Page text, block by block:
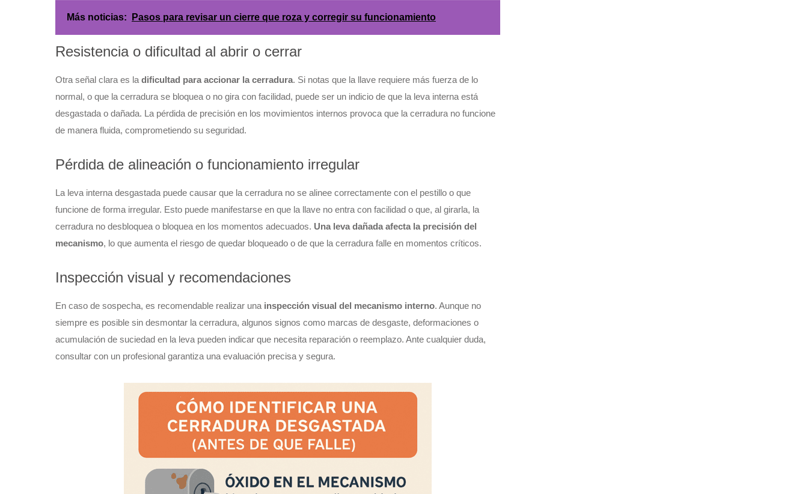
Más noticias: Pasos para revisar un cierre que roza y corregir su funcionamiento
Resistencia o dificultad al abrir o cerrar
Otra señal clara es la dificultad para accionar la cerradura. Si notas que la llave requiere más fuerza de lo
normal, o que la cerradura se bloquea o no gira con facilidad, puede ser un indicio de que la leva interna está
desgastada o dañada. La pérdida de precisión en los movimientos internos provoca que la cerradura no funcione
de manera fluida, comprometiendo su seguridad.
Pérdida de alineación o funcionamiento irregular
La leva interna desgastada puede causar que la cerradura no se alinee correctamente con el pestillo o que
funcione de forma irregular. Esto puede manifestarse en que la llave no entra con facilidad o que, al girarla, la
cerradura no desbloquea o bloquea en los momentos adecuados. Una leva dañada afecta la precisión del
mecanismo, lo que aumenta el riesgo de quedar bloqueado o de que la cerradura falle en momentos críticos.
Inspección visual y recomendaciones
En caso de sospecha, es recomendable realizar una inspección visual del mecanismo interno. Aunque no
siempre es posible sin desmontar la cerradura, algunos signos como marcas de desgaste, deformaciones o
acumulación de suciedad en la leva pueden indicar que necesita reparación o reemplazo. Ante cualquier duda,
consultar con un profesional garantiza una evaluación precisa y segura.